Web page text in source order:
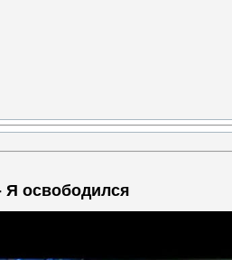
Я освободился